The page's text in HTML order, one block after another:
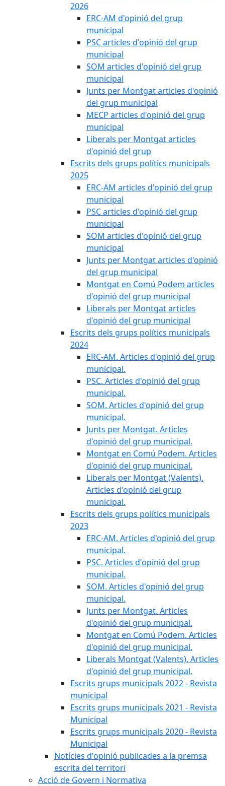
2026
ERC-AM d'opinió del grup
municipal
PSC articles d'opinió del grup
municipal
SOM articles d'opinió del grup
municipal
Junts per Montgat articles d'opinió
del grup municipal
MECP articles d'opinió del grup
municipal
Liberals per Montgat articles
d'opinió del grup
Escrits dels grups polítics municipals
2025
ERC-AM articles d'opinió del grup
municipal
PSC articles d'opinió del grup
municipal
SOM articles d'opinió del grup
municipal
Junts per Montgat articles d'opinió
del grup municipal
Montgat en Comú Podem articles
d'opinió del grup municipal
Liberals per Montgat articles
d'opinió del grup municipal
Escrits dels grups polítics municipals
2024
ERC-AM. Articles d'opinió del grup
municipal.
PSC. Articles d'opinió del grup
municipal.
SOM. Articles d'opinió del grup
municipal.
Junts per Montgat. Articles
d'opinió del grup municipal.
Montgat en Comú Podem. Articles
d'opinió del grup municipal.
Liberals per Montgat (Valents).
Articles d'opinió del grup
municipal.
Escrits dels grups polítics municipals
2023
ERC-AM. Articles d'opinió del grup
municipal.
PSC. Articles d'opinió del grup
municipal.
SOM. Articles d'opinió del grup
municipal.
Junts per Montgat. Articles
d'opinió del grup municipal.
Montgat en Comú Podem. Articles
d'opinió del grup municipal.
Liberals Montgat (Valents). Articles
d'opinió del grup municipal.
Escrits grups municipals 2022 - Revista
municipal
Escrits grups municipals 2021 - Revista
Municipal
Escrits grups municipals 2020 - Revista
Municipal
Notícies d'opinió publicades a la premsa
escrita del territori
Acció de Govern i Normativa